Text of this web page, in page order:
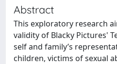
Abstract
This exploratory research
validity of Blacky Pictures'
self and family’s
children, victims of sexual